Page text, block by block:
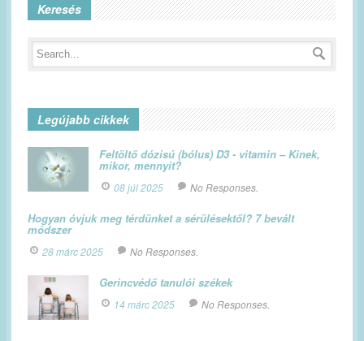
Keresés
Legújabb cikkek
Feltöltő dózisú (bólus) D3 - vitamin – Kinek,
mikor, mennyit?
08 júl 2025 No Responses.
Hogyan óvjuk meg térdünket a sérülésektől? 7 bevált
módszer
28 márc 2025 No Responses.
Gerincvédő tanulói székek
14 márc 2025 No Responses.